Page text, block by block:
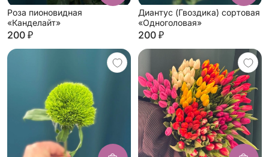
Роза пионовидная
«Канделайт»
200 ₽
Диантус (Гвоздика) сортовая
«Одноголовая»
200 ₽